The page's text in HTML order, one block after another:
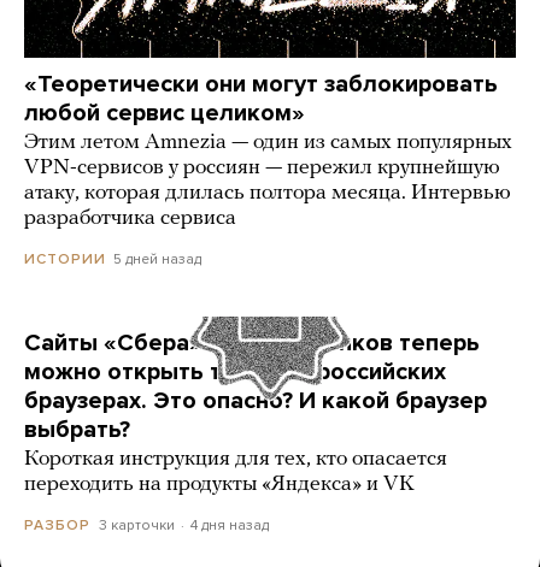
«Теоретически они могут заблокировать
любой сервис целиком»
Этим летом Amnezia — один из самых популярных
VPN-сервисов у россиян — пережил крупнейшую
атаку, которая длилась полтора месяца. Интервью
разработчика сервиса
ИСТОРИИ 5 дней назад
Сайты «Сбера» и других банков теперь
можно открыть только в российских
браузерах. Это опасно? И какой браузер
выбрать?
Короткая инструкция для тех, кто опасается
переходить на продукты «Яндекса» и VK
РАЗБОР 3 карточки 4 дня назад